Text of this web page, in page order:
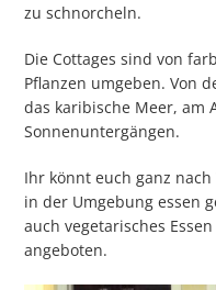
zu schnorcheln.
Die Cottages sind von
Pflanzen umgeben. Von
das karibische Meer, am
Sonnenuntergängen.
Ihr könnt euch ganz
in der Umgebung essen
auch vegetarisches
angeboten.